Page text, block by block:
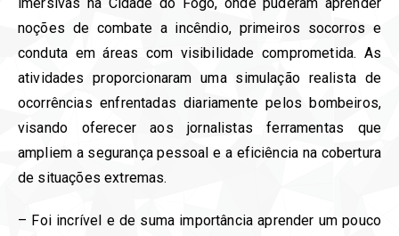
noções de combate a incêndio, primeiros socorros e
conduta em áreas com visibilidade comprometida. As
atividades proporcionaram uma simulação realista de
ocorrências enfrentadas diariamente pelos bombeiros,
visando oferecer aos jornalistas ferramentas que
ampliem a segurança pessoal e a eficiência na cobertura
de situações extremas.
– Foi incrível e de suma importância aprender um pouco